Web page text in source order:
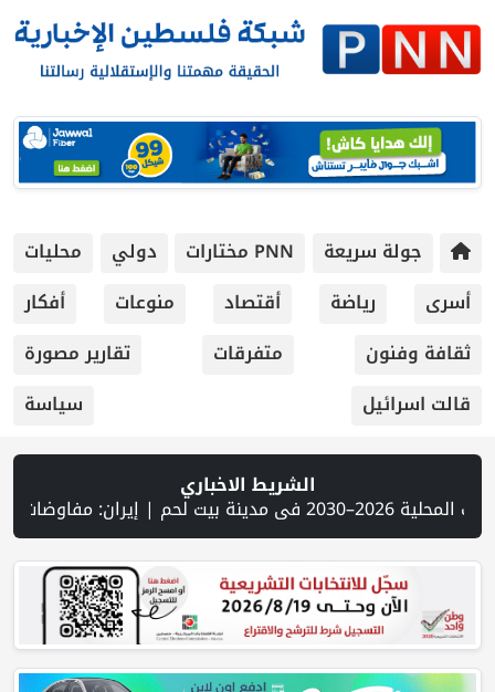
جولة سريعة PNN مختارات دولي
محليات
أسرى
رياضة أقتصاد منوعات
أفكار
ثقافة وفنون
متفرقات
تقارير مصورة
قالت اسرائيل
سياسة
الشريط الاخباري